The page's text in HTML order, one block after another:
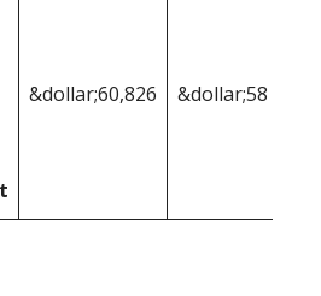
&dollar;60,826 &dollar;58 570